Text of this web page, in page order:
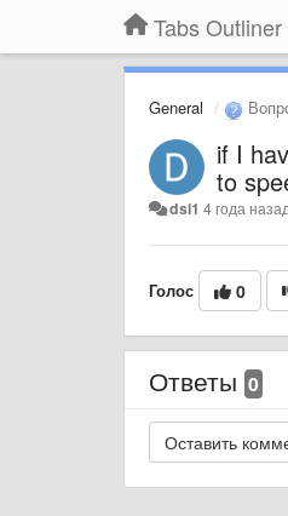
Tabs Outliner
General
if I
to
dsi1 4 года назад
Голос 0
Ответы 0